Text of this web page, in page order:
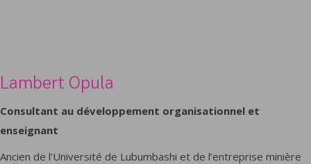
Lambert Opula
Consultant au développement organisationnel et
enseignant
Ancien de l’Université de Lubumbashi et de l’entreprise minière